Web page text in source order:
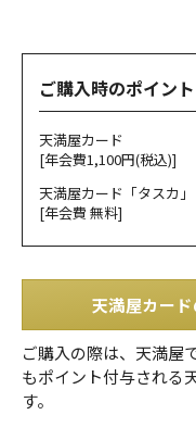
ご購入時のポイント
天満屋カード
[年会費1,100円(税込)]
天満屋カード「タスカ」
[年会費 無料]
天満屋カー
ご購入の際は、天満屋
もポイント付与される
す。